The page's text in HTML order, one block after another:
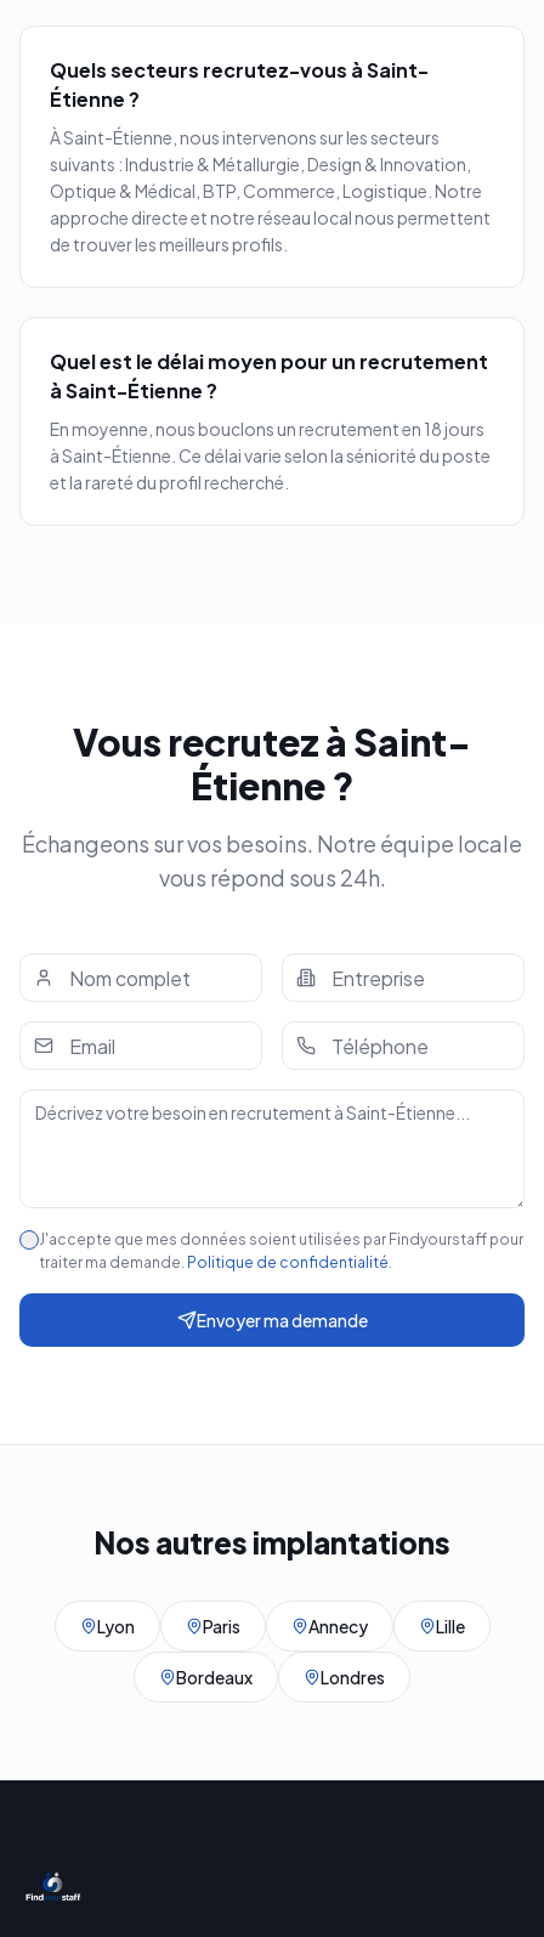
Quels secteurs recrutez-vous àSaint-
Étienne?
ÀSaint-Étienne , nous intervenons sur les secteurs
suivants :Industrie & Métallurgie, Design & Innovation,
Optique & Médical, BTP, Commerce, Logistique . Notre
approche directe et notre réseau local nous permettent
de trouver les meilleurs profils.
Quel est le délai moyen pour un recrutement
àSaint-Étienne?
En moyenne, nous bouclons un recrutement en 18 jours
àSaint-Étienne . Ce délai varie selon la séniorité du poste
et la rareté du profil recherché.
Vous recrutez à Saint-
Étienne?
Échangeons sur vos besoins. Notre équipe locale
vous répond sous 24h.
J'accepte que mes données soient utilisées par Findyourstaff pour
traiter ma demande. Politique de confidentialité.
Envoyer ma demande
Nos autres implantations
Lyon Paris Annecy Lille
Bordeaux Londres